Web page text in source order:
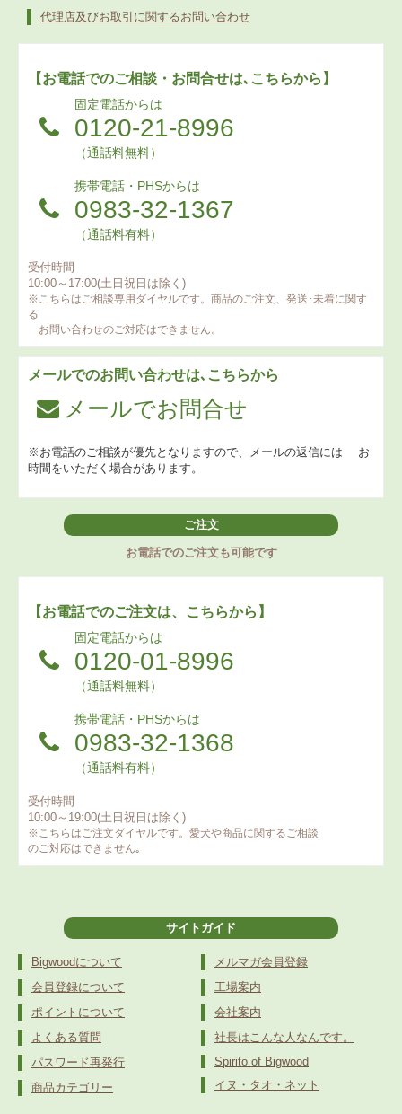
代理店及びお取引に関するお問い合わせ
【お電話でのご相談・お問合せは､こちらから】
固定電話からは
0120-21-8996
（通話料無料）
携帯電話・PHSからは
0983-32-1367
（通話料有料）
受付時間
10:00～17:00(土日祝日は除く)
※こちらはご相談専用ダイヤルです。商品のご注文、発送･未着に関す
る
お問い合わせのご対応はできません。
メールでのお問い合わせは､こちらから
メールでお問合せ
※お電話のご相談が優先となりますので、メールの返信には お
時間をいただく場合があります。
ご注文
お電話でのご注文も可能です
【お電話でのご注文は、こちらから】
固定電話からは
0120-01-8996
（通話料無料）
携帯電話・PHSからは
0983-32-1368
（通話料有料）
受付時間
10:00～19:00(土日祝日は除く)
※こちらはご注文ダイヤルです。愛犬や商品に関するご相談
のご対応はできません｡
サイトガイド
Bigwoodについて
会員登録について
ポイントについて
よくある質問
パスワード再発行
商品カテゴリー
メルマガ会員登録
工場案内
会社案内
社長はこんな人なんです。
Spirito of Bigwood
イヌ・タオ・ネット